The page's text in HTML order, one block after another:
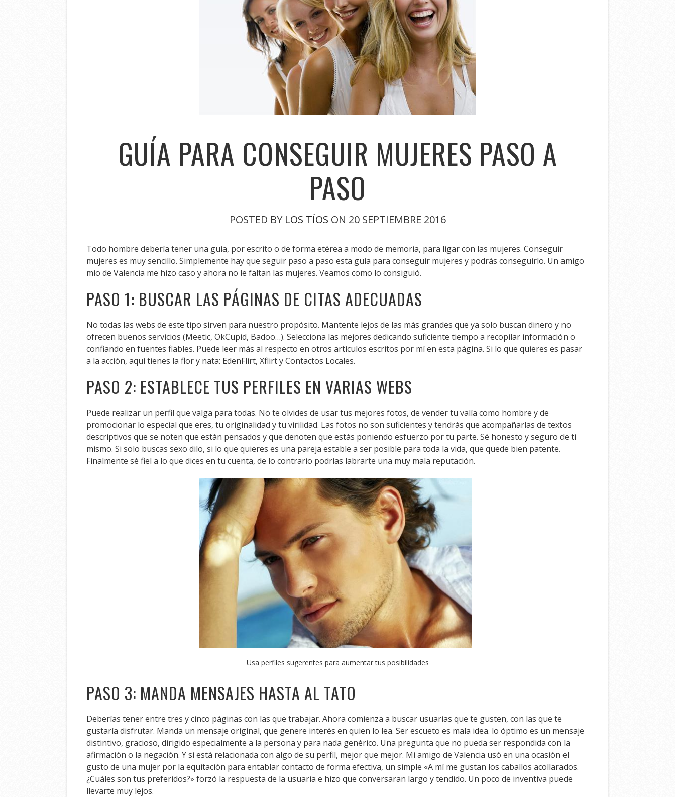
GUÍA PARA CONSEGUIR MUJERES PASO A
PASO
POSTED BY LOS TÍOS ON 20 SEPTIEMBRE 2016
Todo hombre debería tener una guía, por escrito o de forma etérea a modo de memoria, para ligar con las mujeres. Conseguir
mujeres es muy sencillo. Simplemente hay que seguir paso a paso esta guía para conseguir mujeres y podrás conseguirlo. Un amigo
mío de Valencia me hizo caso y ahora no le faltan las mujeres. Veamos como lo consiguió.
PASO 1: BUSCAR LAS PÁGINAS DE CITAS ADECUADAS
No todas las webs de este tipo sirven para nuestro propósito. Mantente lejos de las más grandes que ya solo buscan dinero y no
ofrecen buenos servicios (Meetic, OkCupid, Badoo…). Selecciona las mejores dedicando suficiente tiempo a recopilar información o
confiando en fuentes fiables. Puede leer más al respecto en otros artículos escritos por mí en esta página. Si lo que quieres es pasar
a la acción, aquí tienes la flor y nata: EdenFlirt, Xflirt y Contactos Locales.
PASO 2: ESTABLECE TUS PERFILES EN VARIAS WEBS
Puede realizar un perfil que valga para todas. No te olvides de usar tus mejores fotos, de vender tu valía como hombre y de
promocionar lo especial que eres, tu originalidad y tu virilidad. Las fotos no son suficientes y tendrás que acompañarlas de textos
descriptivos que se noten que están pensados y que denoten que estás poniendo esfuerzo por tu parte. Sé honesto y seguro de ti
mismo. Si solo buscas sexo dilo, si lo que quieres es una pareja estable a ser posible para toda la vida, que quede bien patente.
Finalmente sé fiel a lo que dices en tu cuenta, de lo contrario podrías labrarte una muy mala reputación.
Usa perfiles sugerentes para aumentar tus posibilidades
PASO 3: MANDA MENSAJES HASTA AL TATO
Deberías tener entre tres y cinco páginas con las que trabajar. Ahora comienza a buscar usuarias que te gusten, con las que te
gustaría disfrutar. Manda un mensaje original, que genere interés en quien lo lea. Ser escueto es mala idea. lo óptimo es un mensaje
distintivo, gracioso, dirigido especialmente a la persona y para nada genérico. Una pregunta que no pueda ser respondida con la
afirmación o la negación. Y si está relacionada con algo de su perfil, mejor que mejor. Mi amigo de Valencia usó en una ocasión el
gusto de una mujer por la equitación para entablar contacto de forma efectiva, un simple «A mí me gustan los caballos acollarados.
¿Cuáles son tus preferidos?» forzó la respuesta de la usuaria e hizo que conversaran largo y tendido. Un poco de inventiva puede
llevarte muy lejos.